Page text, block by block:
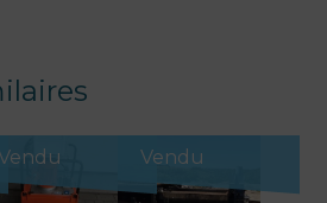
Vendu